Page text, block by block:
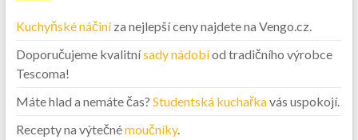
Kuchyňské náčiníza nejlepší ceny najdete na Vengo.cz.
Doporučujeme kvalitnísady nádobíod tradičního výrobce
Tescoma!
Máte hlad a nemáte čas? Studentská kuchařkavás uspokojí.
Recepty na výtečnémoučníky.